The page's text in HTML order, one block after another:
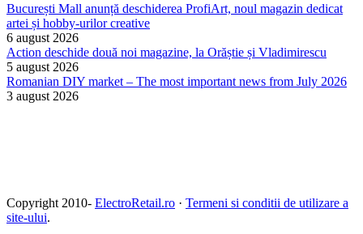
București Mall anunță deschiderea ProfiArt, noul magazin dedicat
artei și hobby-urilor creative
6 august 2026
Action deschide două noi magazine, la Orăștie și Vladimirescu
5 august 2026
Romanian DIY market – The most important news from July 2026
3 august 2026
Copyright 2010- ElectroRetail.ro · Termeni si conditii de utilizare a
site-ului.